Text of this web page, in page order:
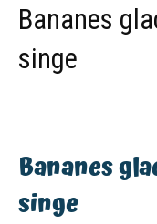
Bananes
singe
Bananes
singe